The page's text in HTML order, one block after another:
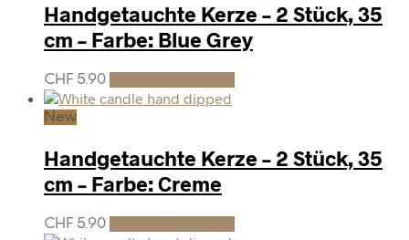
Handgetauchte Kerze – 2 Stück, 35
cm – Farbe: Blue Grey
CHF 5.90
New
Handgetauchte Kerze – 2 Stück, 35
cm – Farbe: Creme
CHF 5.90